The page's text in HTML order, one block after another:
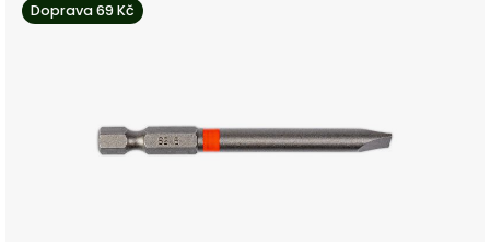
Doprava 69 Kč